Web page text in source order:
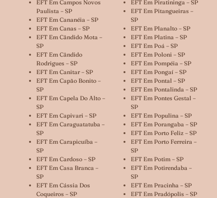
EFT Em Campos Novos
Paulista – SP
EFT Em Cananéia – SP
EFT Em Canas – SP
EFT Em Cândido Mota –
SP
EFT Em Cândido
Rodrigues – SP
EFT Em Canitar – SP
EFT Em Capão Bonito –
SP
EFT Em Capela Do Alto –
SP
EFT Em Capivari – SP
EFT Em Caraguatatuba –
SP
EFT Em Carapicuíba –
SP
EFT Em Cardoso – SP
EFT Em Casa Branca –
SP
EFT Em Cássia Dos
Coqueiros – SP
EFT Em Piratininga – SP
EFT Em Pitangueiras –
SP
EFT Em Planalto – SP
EFT Em Platina – SP
EFT Em Poá – SP
EFT Em Poloni – SP
EFT Em Pompéia – SP
EFT Em Pongaí – SP
EFT Em Pontal – SP
EFT Em Pontalinda – SP
EFT Em Pontes Gestal –
SP
EFT Em Populina – SP
EFT Em Porangaba – SP
EFT Em Porto Feliz – SP
EFT Em Porto Ferreira –
SP
EFT Em Potim – SP
EFT Em Potirendaba –
SP
EFT Em Pracinha – SP
EFT Em Pradópolis – SP